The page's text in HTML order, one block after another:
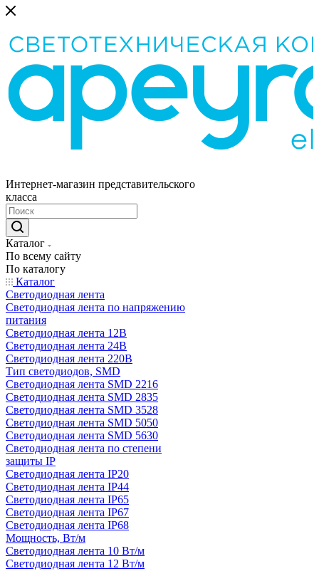
Интернет-магазин представительского
класса
Каталог
По всему сайту
По каталогу
Каталог
Светодиодная лента
Светодиодная лента по напряжению
питания
Светодиодная лента 12В
Светодиодная лента 24В
Светодиодная лента 220В
Тип светодиодов, SMD
Cветодиодная лента SMD 2216
Светодиодная лента SMD 2835
Светодиодная лента SMD 3528
Светодиодная лента SMD 5050
Светодиодная лента SMD 5630
Светодиодная лента по степени
защиты IP
Светодиодная лента IP20
Светодиодная лента IP44
Светодиодная лента IP65
Светодиодная лента IP67
Светодиодная лента IP68
Мощность, Вт/м
Светодиодная лента 10 Вт/м
Светодиодная лента 12 Вт/м